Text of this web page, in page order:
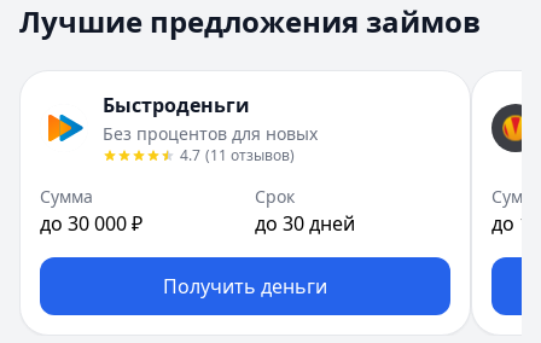
Срочно понадобились деньги, Монеза выручила.
Рейтинг:
Организация:Привет, сосед!
Город:Екатеринбург
28 октября 2025 г.
В Привет, сосед! оформила займ за пару минут.
Быстро и реально удобно
Рейтинг:4
Центрофинанс
Город:Казань
Лучшие предложения займов
Быстроденьги
Без процентов для новых
4.7 (11 отзывов)
Сумма
до 30 000 ₽
Срок
до 30 дней
Получить деньги
до